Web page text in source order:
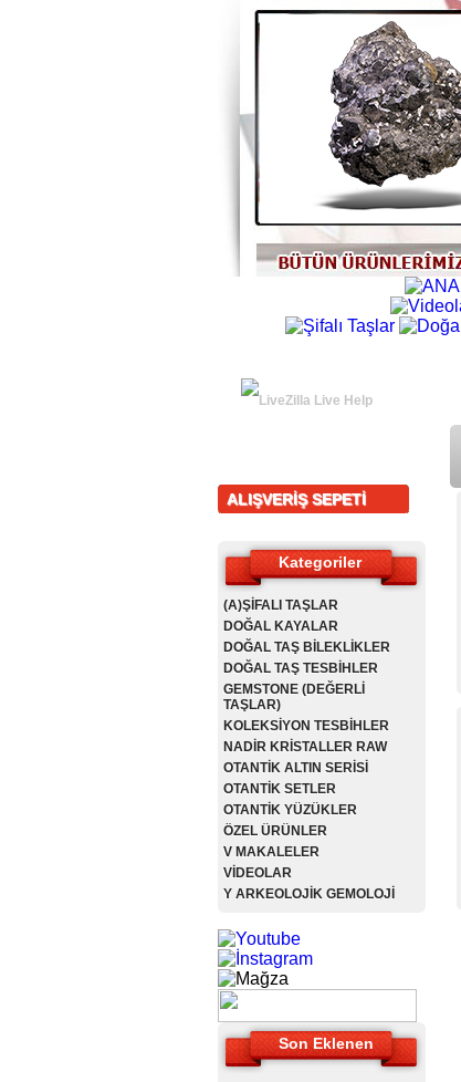
ALIŞVERİŞ SEPETİ
Kategoriler
(A)ŞİFALI TAŞLAR
DOĞAL KAYALAR
DOĞAL TAŞ BİLEKLİKLER
DOĞAL TAŞ TESBİHLER
GEMSTONE (DEĞERLİ
TAŞLAR)
KOLEKSİYON TESBİHLER
NADİR KRİSTALLER RAW
OTANTİK ALTIN SERİSİ
OTANTİK SETLER
OTANTİK YÜZÜKLER
ÖZEL ÜRÜNLER
V MAKALELER
VİDEOLAR
Y ARKEOLOJİK GEMOLOJİ
Son Eklenen